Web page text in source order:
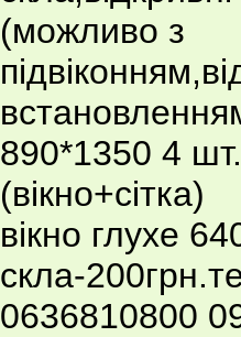
(можливо з
890*1350 4
(вікно+сітка)
вікно глухе
скла-
0636810800